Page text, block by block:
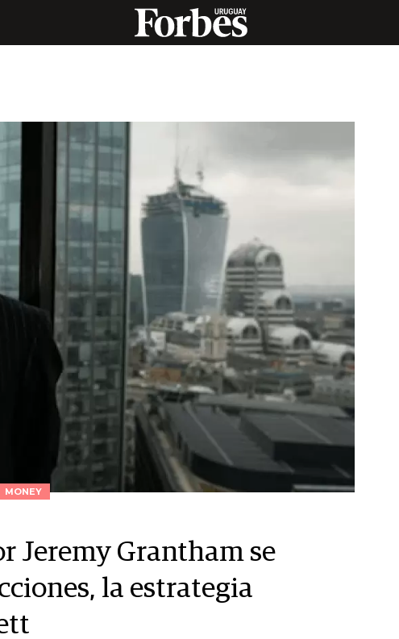
MONEY
Jeremy Grantham se
la estrategia